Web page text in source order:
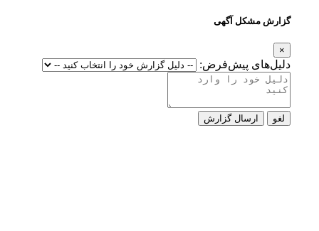
گزارش مشکل آگهی
×
دلیل‌های پیش‌فرض:
لغو ارسال گزارش